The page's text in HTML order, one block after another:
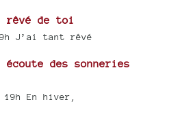
de toi
J’ai tant rêvé
écoute des sonneries
En hiver,